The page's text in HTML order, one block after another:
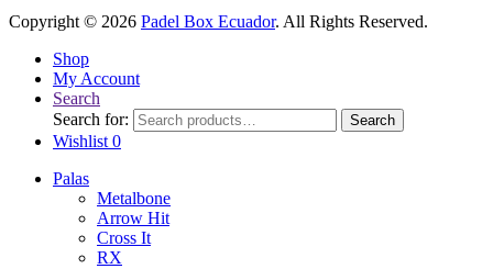
Copyright © 2026 Padel Box Ecuador. All Rights Reserved.
Shop
My Account
Search
Search for:
Search
Wishlist 0
Palas
Metalbone
Arrow Hit
Cross It
RX